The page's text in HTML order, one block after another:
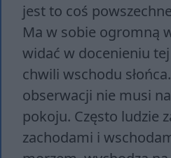
jest to coś
Ma w sobie ogromną
widać w docenieniu
chwili wschodu
obserwacji nie musi
pokoju. Często ludzie
zachodami i